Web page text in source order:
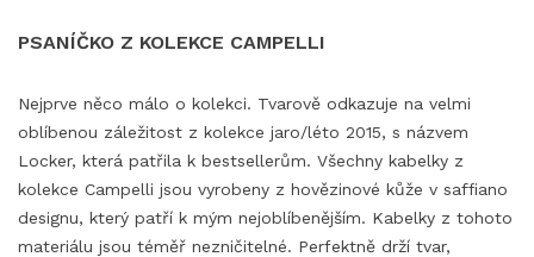
PSANÍČKO Z KOLEKCE CAMPELLI
Nejprve něco málo o kolekci. Tvarově odkazuje na velmi
oblíbenou záležitost z kolekce jaro/léto 2015, s názvem
Locker, která patřila k bestsellerům. Všechny kabelky z
kolekce Campelli jsou vyrobeny z hovězinové kůže v saffiano
designu, který patří k mým nejoblíbenějším. Kabelky z tohoto
materiálu jsou téměř nezničitelné. Perfektně drží tvar,